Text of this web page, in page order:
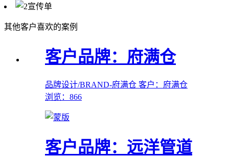
其他客户喜欢的案例
客户品牌：府满仓
品牌设计/BRAND-府满仓 客户：府满仓
浏览：866
客户品牌：远洋管道